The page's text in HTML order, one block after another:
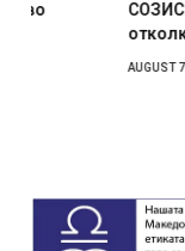
СОЗИС:
отколку на